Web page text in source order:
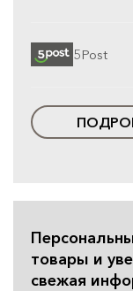
5Post
товары и
свежая